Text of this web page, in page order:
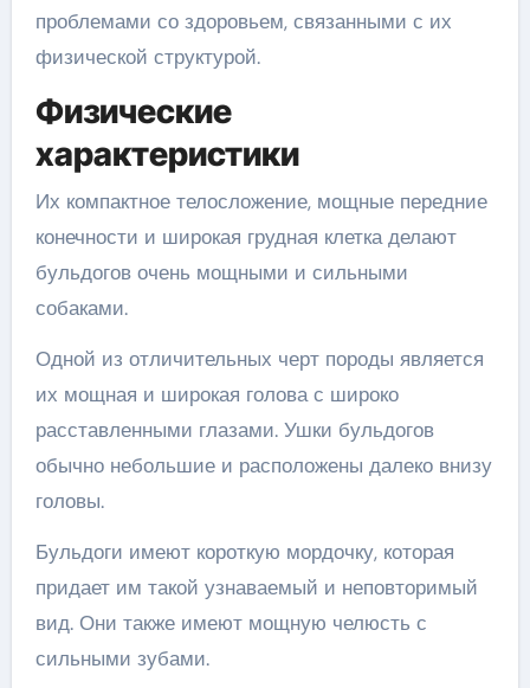
проблемами со здоровьем, связанными с их
физической структурой.
Физические
характеристики
Их компактное телосложение, мощные передние
конечности и широкая грудная клетка делают
бульдогов очень мощными и сильными
собаками.
Одной из отличительных черт породы является
их мощная и широкая голова с широко
расставленными глазами. Ушки бульдогов
обычно небольшие и расположены далеко внизу
головы.
Бульдоги имеют короткую мордочку, которая
придает им такой узнаваемый и неповторимый
вид. Они также имеют мощную челюсть с
сильными зубами.